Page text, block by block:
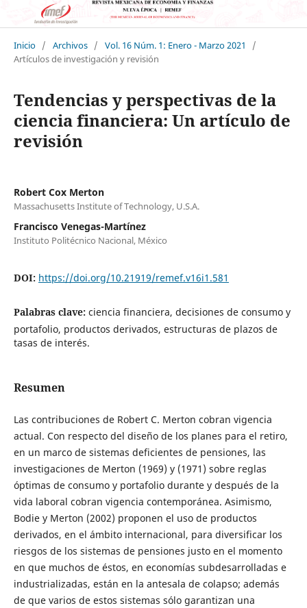
Inicio / Archivos / Vol. 16 Núm. 1: Enero - Marzo 2021
/
Artículos de investigación y revisión
Tendencias y perspectivas de la
ciencia financiera: Un artículo de
revisión
Robert Cox Merton
Massachusetts Institute of Technology, U.S.A.
Francisco Venegas-Martínez
Instituto Politécnico Nacional, México
DOI: https://doi.org/10.21919/remef.v16i1.581
Palabras clave: ciencia financiera, decisiones de consumo y
portafolio, productos derivados, estructuras de plazos de
tasas de interés.
Resumen
Las contribuciones de Robert C. Merton cobran vigencia
actual. Con respecto del diseño de los planes para el retiro,
en un marco de sistemas deficientes de pensiones, las
investigaciones de Merton (1969) y (1971) sobre reglas
óptimas de consumo y portafolio durante y después de la
vida laboral cobran vigencia contemporánea. Asimismo,
Bodie y Merton (2002) proponen el uso de productos
derivados, en el ámbito internacional, para diversificar los
riesgos de los sistemas de pensiones justo en el momento
en que muchos de éstos, en economías subdesarrolladas e
industrializadas, están en la antesala de colapso; además
de que varios de estos sistemas sólo garantizan una